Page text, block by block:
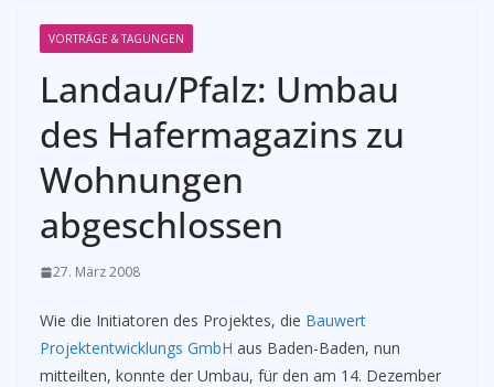
VORTRÄGE & TAGUNGEN
Landau/Pfalz: Umbau
des Hafermagazins zu
Wohnungen
abgeschlossen
27. März 2008
Wie die Initiatoren des Projektes, die Bauwert
Projektentwicklungs GmbH aus Baden-Baden, nun
mitteilten, konnte der Umbau, für den am 14. Dezember